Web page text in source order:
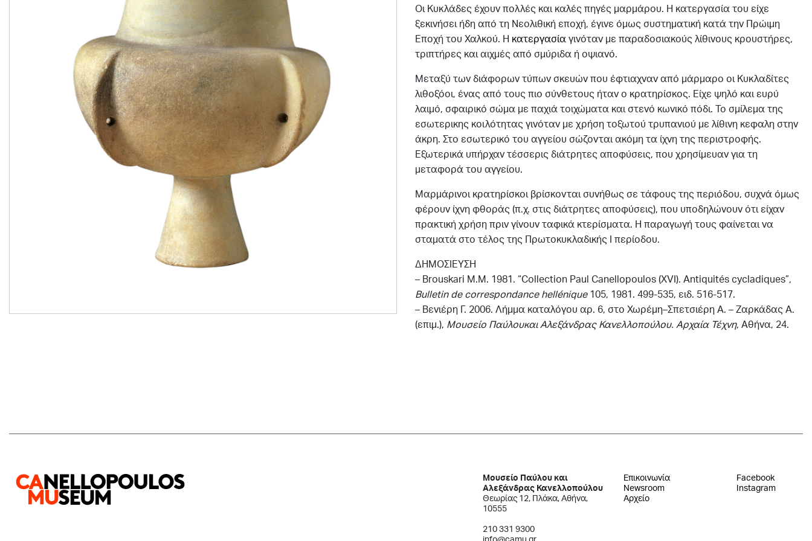
Οι Κυκλάδες έχουν πολλές και καλές πηγές μαρμάρου. Η κατεργασία του είχε
ξεκινήσει ήδη από τη Νεολιθική εποχή, έγινε όμως συστηματική κατά την Πρώιμη
Εποχή του Χαλκού. Η κατεργασία γινόταν με παραδοσιακούς λίθινους κρουστήρες,
τριπτήρες και αιχμές από σμύριδα ή οψιανό.
Μεταξύ των διάφορων τύπων σκευών που έφτιαχναν από μάρμαρο οι Κυκλαδίτες
λιθοξόοι, ένας από τους πιο σύνθετους ήταν ο κρατηρίσκος. Είχε ψηλό και ευρύ
λαιμό, σφαιρικό σώμα με παχιά τοιχώματα και στενό κωνικό πόδι. Το σμίλεμα της
εσωτερικης κοιλότητας γινόταν με χρήση τοξωτού τρυπανιού με λίθινη κεφαλη στην
άκρη. Στο εσωτερικό του αγγείου σώζονται ακόμη τα ίχνη της περιστροφής.
Εξωτερικά υπήρχαν τέσσερις διάτρητες αποφύσεις, που χρησίμευαν για τη
μεταφορά του αγγείου.
Μαρμάρινοι κρατηρίσκοι βρίσκονται συνήθως σε τάφους της περιόδου, συχνά όμως
φέρουν ίχνη φθοράς (π.χ. στις διάτρητες αποφύσεις), που υποδηλώνουν ότι είχαν
πρακτική χρήση πριν γίνουν ταφικά κτερίσματα. Η παραγωγή τους φαίνεται να
σταματά στο τέλος της Πρωτοκυκλαδικής Ι περίοδου.
ΔΗΜΟΣΙΕΥΣΗ
– Brouskari M.M. 1981. “Collection Paul Canellopoulos (XVI). Antiquités cycladiques”,
Bulletin de correspondance hellénique105, 1981. 499-535, ειδ. 516-517.
– Βενιέρη Γ. 2006. Λήμμα καταλόγου αρ. 6, στο Χωρέμη–ΣπετσιέρηΑ. –Ζαρκάδας Α.
(επιμ.), Μουσείο Παύλουκαι Αλεξάνδρας Κανελλοπούλου. Αρχαία Τέχνη, Αθήνα, 24.
Μουσείο Παύλου και
Αλεξάνδρας Κανελλοπούλου
Θεωρίας 12, Πλάκα, Αθήνα,
10555
210 331 9300
info@camu.gr
Επικοινωνία
Newsroom
Αρχείο
Facebook
Instagram